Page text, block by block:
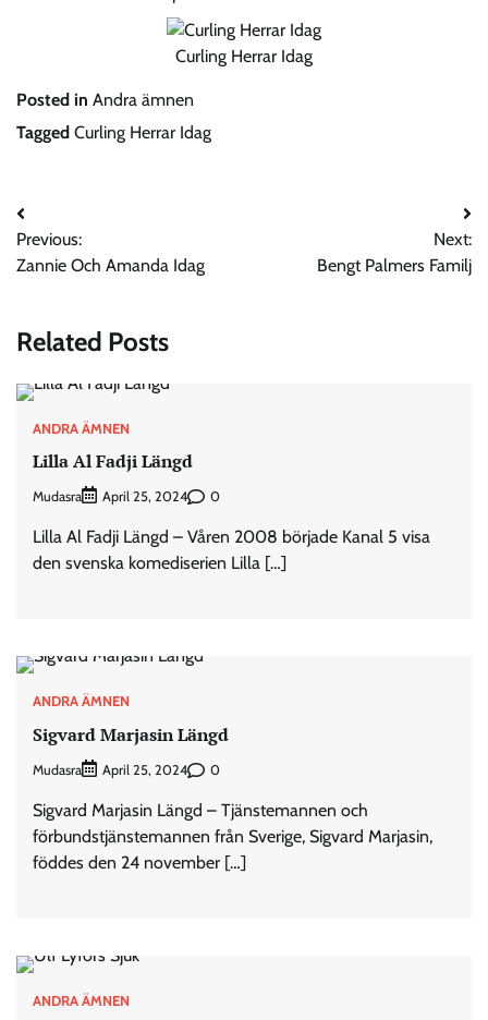
Curling Herrar Idag
Posted in Andra ämnen
Tagged Curling Herrar Idag
Post
navigation
Previous:
Zannie Och Amanda Idag
Next:
Bengt Palmers Familj
Related Posts
ANDRA ÄMNEN
Lilla Al Fadji Längd
Mudasra April 25, 2024 0
Lilla Al Fadji Längd – Våren 2008 började Kanal 5 visa
den svenska komediserien Lilla […]
ANDRA ÄMNEN
Sigvard Marjasin Längd
Mudasra April 25, 2024 0
Sigvard Marjasin Längd – Tjänstemannen och
förbundstjänstemannen från Sverige, Sigvard Marjasin,
föddes den 24 november […]
ANDRA ÄMNEN